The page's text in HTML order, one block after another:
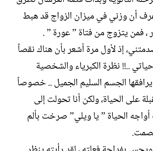
أن وزني في ميزان الزواج قد هبط
، فمن يتزوج من فتاة ” عورة ” .
إذ لأول مرة أشعر بأن هناك نقصاً
..!! نظرة الكبرياء والشخصية
الجسم السليم الجميل .. خصوصاً
على الحياة، ولكن أنا تحولت إلى
الحياة ” يا ويلي” صرخت بألم